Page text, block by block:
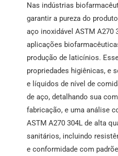
Nas indústrias
garantir a pureza do
aço inoxidável ASTM A270
aplicações
produção de laticínios.
propriedades higiênicas, e
e líquidos de nível de
de aço, detalhando sua
fabricação, e uma análise
ASTM A270 304L de alta
sanitários, incluindo
e conformidade com